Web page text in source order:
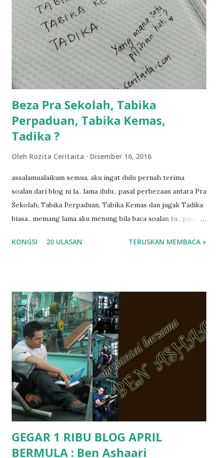
dalam... dan kebiasanya bagi anak 4 macam kami ni bahagi-
bahagi lah siapa nak pimpin siapa... dan biasanya aku akan
dukung adik hadi sambil pimpin kakak husna... yang abg
ngah dengan abg long terserah pada shah la pulak.. tapi
kalau ikut anak-anak semua nak ummi pimpin... ajer rebeh
ba...
Beza Pra Sekolah, Tabika
Perpaduan, Tabika Kemas,
Tadika ?
Oleh Rozita Ceritaita Disember 16, 2016
assalamualaikum semua, aku ingat dulu pernah terima
soalan dari blog ni la.. lama dulu.. pasal perbezaan antara Pra
Sekolah, Tabika Perpaduan, Tabika Kemas dan jugak Tadika
biasa.. memang lama aku menung bila baca soalan tu.. pasal
ko.. masa tu aku baru je ada anak sorang dan aku hentam je
tanya sapa-sapa pun masa tu.. bila fikir-fikirkan balik terasa
jugak masa alahai teruknya kami sebagai ibubapa.. dan kami
terasa jugak semakin teruk bila abg long dah masuk 2 tahun
kat salah satu tadika swasta ni.. tapi nampaknya kenal huruf
pun tak tau.. pengsan aku bila ingat balik.. aku mula fikir
mungkin sebab abg long sendiri jenis budak yang ada
masalah dyslexia.. tapi minor la.. nanti la aku cerita pasal
dyslexia tu.. lepas tu kami buat keputusan pu...
KONGSI 20 ULASAN TERUSKAN MEMBACA »
GEGAR 1 RIBU BLOG APRIL
BERMULA : Ben Ashaari